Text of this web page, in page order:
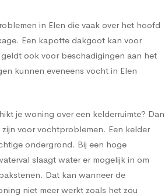
in Elen die vaak over het hoofd
Een kapotte dakgoot kan voor
ook voor beschadigingen aan het
kunnen eveneens vocht in Elen
je woning over een kelderruimte? Dan
voor vochtproblemen. Een kelder
ondergrond. Bij een hoge
slaagt water er mogelijk in om
Dat kan wanneer de
niet meer werkt zoals het zou